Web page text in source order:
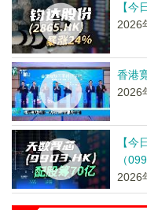
【今
2026
香港
2026
【今
（
2026